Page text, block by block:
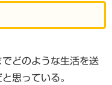
どのような生活を送
思っている。